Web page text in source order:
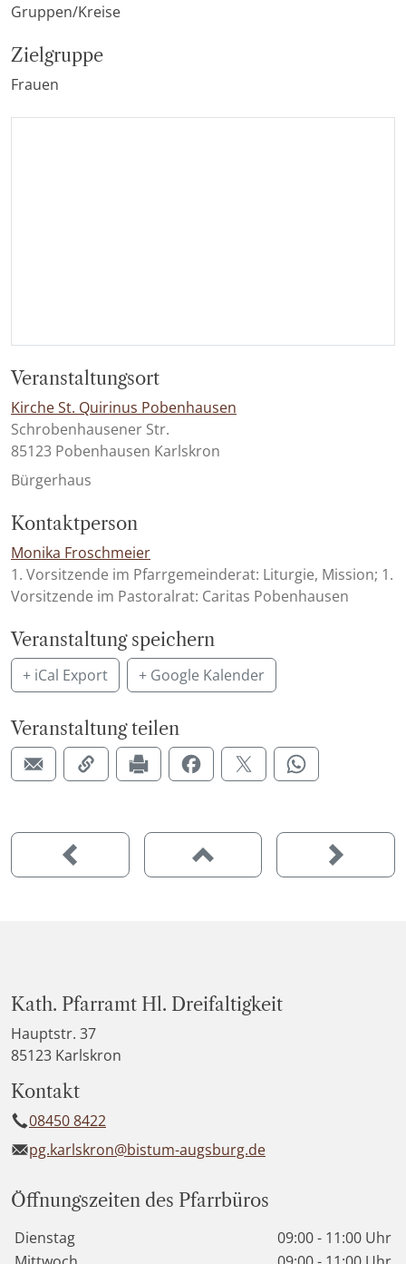
Gruppen/Kreise
Zielgruppe
Frauen
Veranstaltungsort
Kirche St. Quirinus Pobenhausen
Schrobenhausener Str.
85123 Pobenhausen Karlskron
Bürgerhaus
Kontaktperson
Monika Froschmeier
1. Vorsitzende im Pfarrgemeinderat: Liturgie, Mission; 1.
Vorsitzende im Pastoralrat: Caritas Pobenhausen
Veranstaltung speichern
+ iCal Export + Google Kalender
Veranstaltung teilen
Kath. Pfarramt Hl. Dreifaltigkeit
Hauptstr. 37
85123 Karlskron
Kontakt
08450 8422
pg.karlskron@bistum-augsburg.de
Öffnungszeiten des Pfarrbüros
Wochentage / Monate
Öffnungszeiten / Hinweise
Dienstag
09:00 - 11:00 Uhr